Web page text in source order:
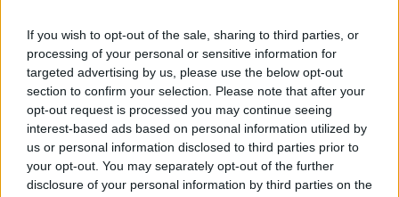
If you wish to opt-out of the sale, sharing to third parties, or
processing of your personal or sensitive information for
targeted advertising by us, please use the below opt-out
section to confirm your selection. Please note that after your
opt-out request is processed you may continue seeing
interest-based ads based on personal information utilized by
us or personal information disclosed to third parties prior to
your opt-out. You may separately opt-out of the further
disclosure of your personal information by third parties on the